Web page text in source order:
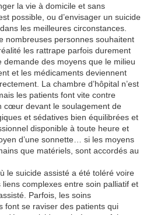
la vie à domicile et sans
possible, ou d’envisager un suicide
les meilleures circonstances.
nombreuses personnes souhaitent
les rattrape parfois durement
demande des moyens que le milieu
et les médicaments deviennent
La chambre d’hôpital n’est
les patients font vite contre
cœur devant le soulagement de
et sédatives bien équilibrées et
disponible à toute heure et
d’une sonnette… si les moyens
que matériels, sont accordés au
le suicide assisté a été toléré voire
complexes entre soin palliatif et
Parfois, les soins
font se raviser des patients qui